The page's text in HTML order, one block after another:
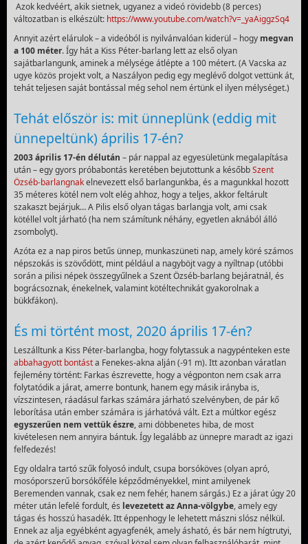
Azok kedvéért, akik sietnek, ugyanez a videó rövidebb (8 perces)
változatban is elkészült: https://www.youtube.com/watch?v=_yaAiggzSq4
Annyit azért elárulok – a videóból is nyilvánvalóan kiderül – hogy megvan
a 100 méter. Így hát a Kiss Péter-barlang lett az első olyan
sajátbarlangunk, aminek a mélysége átlépte a 100 métert. (A Vacska az
ugye közös projekt volt, a Naszályon pedig egy meglévő dolgot vettünk át,
tehát teljesen saját bontással még sehol nem értünk el ilyen mélységet.)
Tehát először is: mit ünneplünk (eddig mit
ünnepeltünk) április 17-én?
2003 április 17-én délután – pár nappal az egyesületünk megalapítása
után – egy gyors próbabontás keretében bejutottunk a későbbSzent
Özséb-barlangnakelnevezett első barlangunkba, és a magunkkal hozott
35 méteres kötél nem volt elég ahhoz, hogy a teljes, akkor feltárult
szakaszt bejárjuk… A Pilis első olyan tágas barlangja volt, ami csak
kötéllel volt járható (ha nem számítunk néhány, egyetlen aknából álló
zsombolyt).
Azóta ez a nap piros betűs ünnep, munkaszüneti nap, amely köré számos
népszokás is szövődött, mint például a nagyböjt vagy a nyíltnap (utóbbi
során a pilisi népek összegyűlnek a Szent Özséb-barlang bejáratnál, és
bográcsoznak, énekelnek, valamint kötéltechnikát gyakorolnak a
bükkfákon).
És mi történt most, 2020 április 17-én?
Leszálltunk a Kiss Péter-barlangba, hogy folytassuk a nagypénteken este
abbahagyott bontásta Fenekes-akna alján (-91 m). Itt azonban váratlan
fejlemény történt: Farkas észrevette, hogy a végponton nem csak arra
folytatódik a járat, amerre bontunk, hanem egy másik irányba is,
vízszintesen, ráadásul farkas számára járható szelvényben, de pár kő
leborítása után ember számára is járhatóvá vált. Ezt a múltkor egész
egyszerűen nem vettük észre, ami döbbenetes hiba, de most
kivételesen nem annyira bántuk. Így legalább az ünnepre maradt az igazi
felfedezés!
Egy oldalra tartó szűk folyosó indult, csupa borsóköves (olyan apró,
mosóporszerű borsókőféle képződményekkel, mint amilyenek
Beremenden vannak, csak ez nem fehér, hanem sárgás.) Ez a járat úgy 20
méter után lefelé fordult, és levezetett az Anna-völgybe, amely egy
tágas és hosszú hasadék. Itt éppenhogy le lehetett mászni slósz nélkül.
Ennek az alja egyébként agyagfenék, amely ásható, és bár nem hígtrutyi,